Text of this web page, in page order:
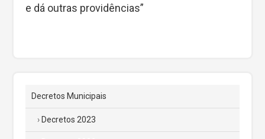
e dá outras providências”
Decretos Municipais
Decretos 2023